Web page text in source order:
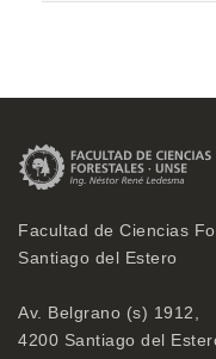
Facultad de Ciencias
Santiago del Estero
Av. Belgrano (s) 1912,
4200 Santiago del